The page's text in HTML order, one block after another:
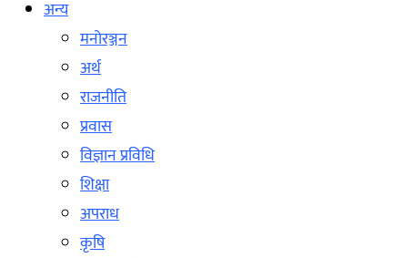
अन्य
मनोरञ्जन
अर्थ
राजनीति
प्रवास
विज्ञान प्रविधि
शिक्षा
अपराध
कृषि